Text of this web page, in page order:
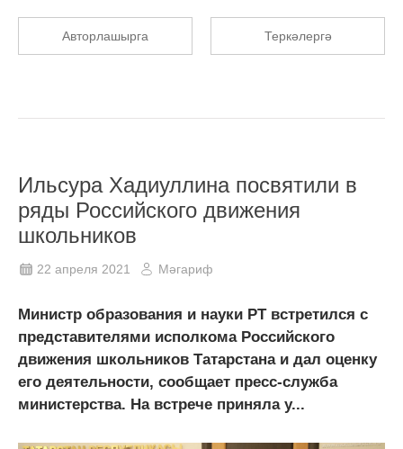
Авторлашырга Теркәлергә
Ильсура Хадиуллина посвятили в
ряды Российского движения
школьников
22 апреля 2021 Мәгариф
Министр образования и науки РТ встретился с
представителями исполкома Российского
движения школьников Татарстана и дал оценку
его деятельности, сообщает пресс-служба
министерства. На встрече приняла у...